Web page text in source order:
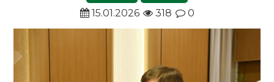
15.01.2026
318 0